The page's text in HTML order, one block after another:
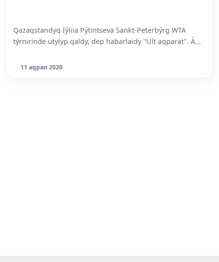
Qazaqstandyq Iýliia Pýtintseva Sankt-Peterbýrg WTA
týrnirinde utylyp qaldy, dep habarlaidy "Ult aqparat". Á...
11 aqpan 2020